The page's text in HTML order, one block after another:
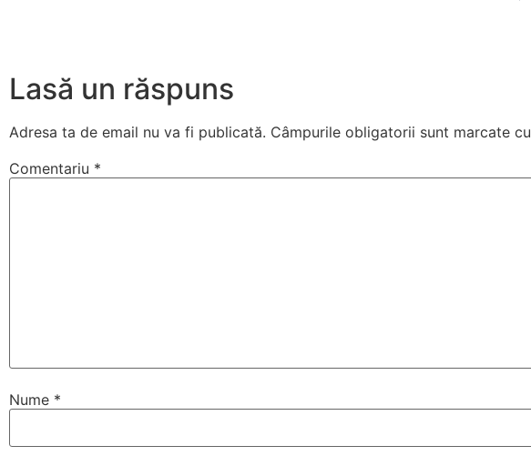
Lasă un răspuns
Adresa ta de email nu va fi publicată. Câmpurile obligatorii sunt marcate cu
Comentariu *
Nume *